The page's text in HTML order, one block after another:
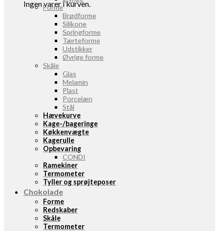
Ingen varer i kurven.
Forme
Brødforme
Silikone
Springforme
Tærteforme
Udstikker
Øvrige forme
Skåle
Glas
Melamin
Plast
Porcelæn
Stål
Hævekurve
Kage-/bageringe
Køkkenvægte
Kagerulle
Opbevaring
CONDI
Ramekiner
Termometer
Tyller og sprøjteposer
Chokolade
Forme
Redskaber
Skåle
Termometer